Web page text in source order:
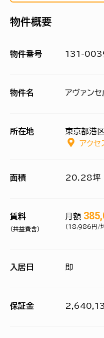
物件概要
物件番号 131-
物件名 アヴァン
所在地
東京都港
アクセ
面積 20.28坪
賃料
(共益費含)
月額
（18,986円/坪
入居日 即
保証金